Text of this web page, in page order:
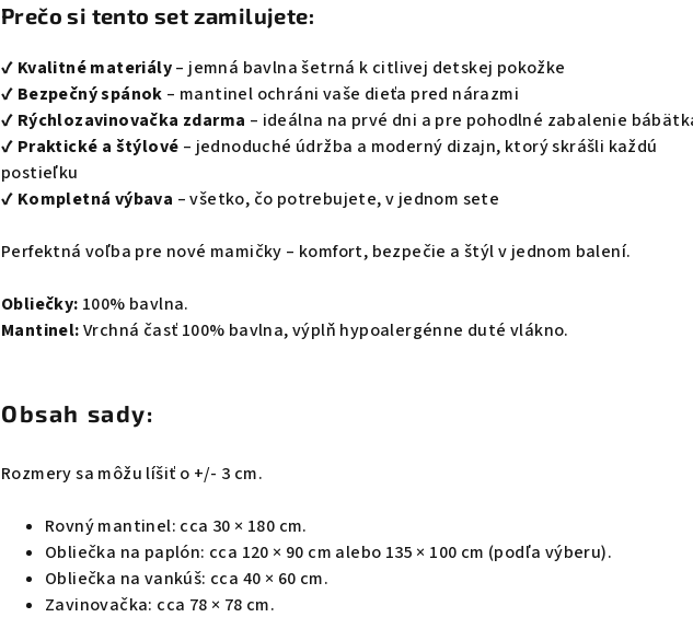
Prečo si tento set zamilujete:
✔️ Kvalitné materiály– jemná bavlna šetrná k citlivej detskej pokožke
✔️ Bezpečný spánok – mantinel ochráni vaše dieťa pred nárazmi
✔️ Rýchlozavinovačka zdarma – ideálna na prvé dni a pre pohodlné zabalenie
✔️ Praktické a štýlové – jednoduché údržba a moderný dizajn, ktorý skrášli každú
postieľku
✔️ Kompletná výbava – všetko, čo potrebujete, v jednom sete
Perfektná voľba pre nové mamičky – komfort, bezpečie a štýl v jednom balení.
Obliečky: 100% bavlna.
Mantinel:Vrchná časť 100% bavlna, výplň hypoalergénne duté vlákno.
Obsah sady:
Rozmery sa môžu líšiť o +/- 3 cm.
Rovný mantinel: cca 30 × 180 cm.
Obliečka na paplón: cca 120 × 90 cm alebo 135 × 100 cm (podľa výberu).
Obliečka na vankúš: cca 40 × 60 cm.
Zavinovačka: cca 78 × 78 cm.